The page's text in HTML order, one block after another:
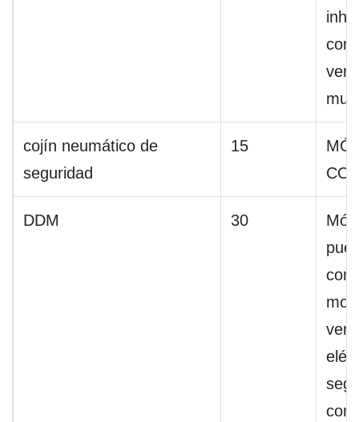
cojín neumático de
seguridad
15
DDM 30